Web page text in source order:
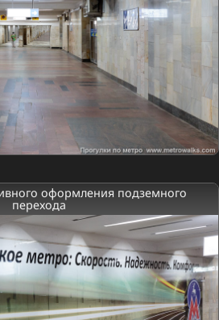
оформления подземного
перехода